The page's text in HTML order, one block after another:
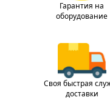
Гарантия на
оборудование
Своя быстрая
доставки